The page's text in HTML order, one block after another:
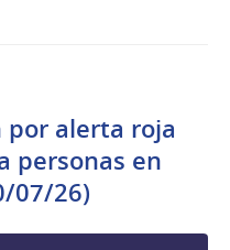
alerta roja
personas en
07/26)